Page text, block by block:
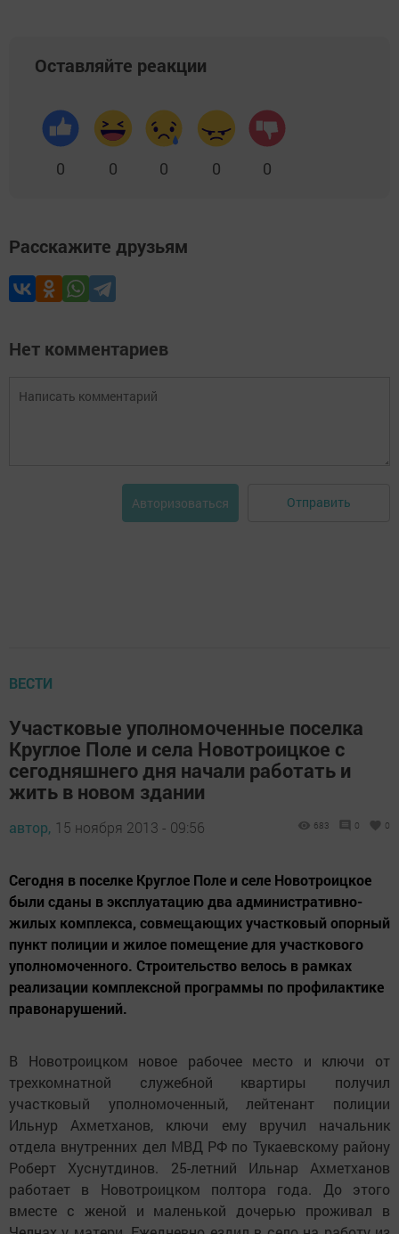
Оставляйте реакции
0 0 0 0 0
Расскажите друзьям
Нет комментариев
Авторизоваться Отправить
ВЕСТИ
Участковые уполномоченные поселка
Круглое Поле и села Новотроицкое с
сегодняшнего дня начали работать и
жить в новом здании
автор, 15 ноября 2013 - 09:56 683 0 0
Сегодня в поселке Круглое Поле и селе Новотроицкое
были сданы в эксплуатацию два административно-
жилых комплекса, совмещающих участковый опорный
пункт полиции и жилое помещение для участкового
уполномоченного. Строительство велось в рамках
реализации комплексной программы по профилактике
правонарушений.
В Новотроицком новое рабочее место и ключи от
трехкомнатной служебной квартиры получил
участковый уполномоченный, лейтенант полиции
Ильнур Ахметханов, ключи ему вручил начальник
отдела внутренних дел МВД РФ по Тукаевскому району
Роберт Хуснутдинов. 25-летний Ильнар Ахметханов
работает в Новотроицком полтора года. До этого
вместе с женой и маленькой дочерью проживал в